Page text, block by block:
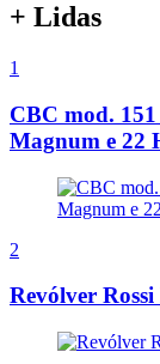
+ Lidas
1
CBC mod.
Magnum e 22
2
Revólver